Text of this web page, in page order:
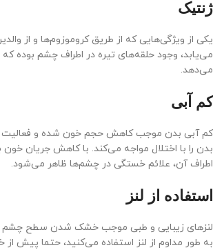
ژنتیک
یکی از ویژگی‌هایی که از طریق کروموزوم‌ها و از
می‌یابد، وجود حلقه‌های تیره در اطراف چشم بوده
می‌دهد.
کم آبی
کم آبی بدن موجب کاهش حجم خون شده و فعالیت
بدن را با اختلال مواجه می‌کند. با کاهش جریان
اطراف آن، علائم خستگی در چشم‌ها ظاهر می‌شود.
استفاده از لنز
لنز‌های زیبایی و طبی موجب خشک شدن سطح چشم
به طور مداوم از لنز استفاده می‌کنید، حتما پیش از